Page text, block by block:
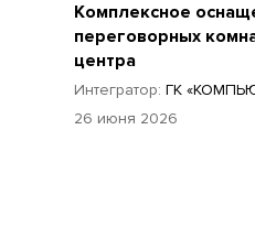
Комплексное
переговорных
центра
Интегратор: ГК
26 июня 2026